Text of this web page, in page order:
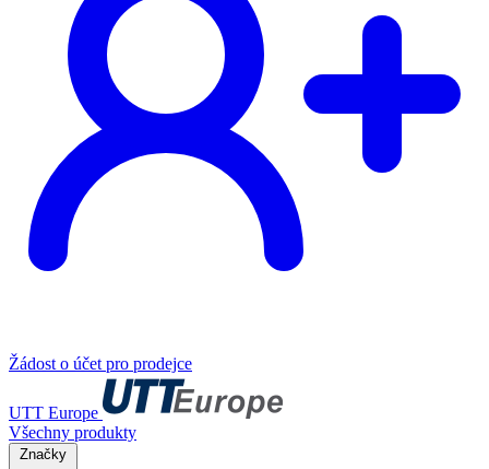
Žádost o účet pro prodejce
UTT Europe
Všechny produkty
Značky